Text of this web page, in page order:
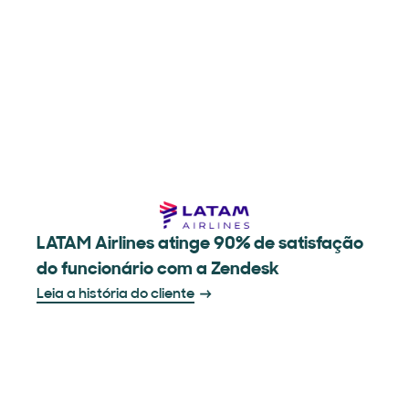
LATAM Airlines atinge 90% de satisfação
do funcionário com a Zendesk
Leia a história do cliente